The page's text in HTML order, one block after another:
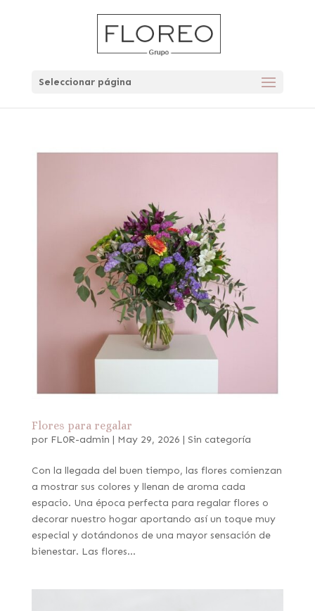
Seleccionar página
Flores para regalar
por FL0R-admin | May 29, 2026 | Sin categoría
Con la llegada del buen tiempo, las flores comienzan
a mostrar sus colores y llenan de aroma cada
espacio. Una época perfecta para regalar flores o
decorar nuestro hogar aportando así un toque muy
especial y dotándonos de una mayor sensación de
bienestar. Las flores...